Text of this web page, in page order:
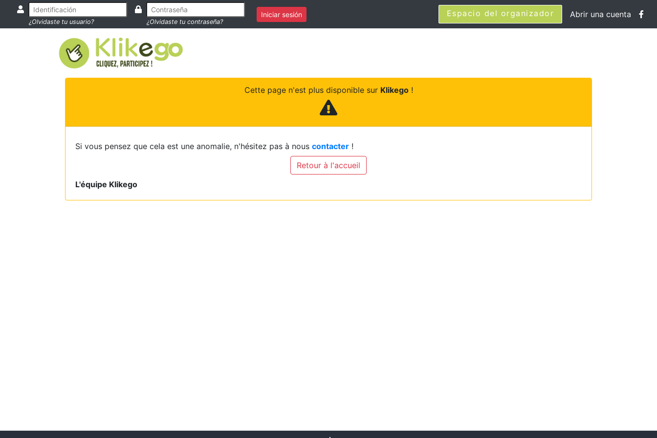
¿Olvidaste tu usuario? ¿Olvidaste tu contraseña?
Iniciar sesión Espacio del organizador Abrir una cuenta
Cette page n'est plus disponible sur Klikego!
Si vous pensez que cela est une anomalie, n'hésitez pas à nous contacter !
Retour à l'accueil
L'équipe Klikego